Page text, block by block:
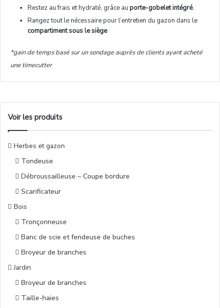
Restez au frais et hydraté, grâce au porte-gobelet intégré.
Rangez tout le nécessaire pour l’entretien du gazon dans le
compartiment sous le siège
*gain de temps basé sur un sondage auprès de clients ayant acheté
une timecutter
Voir les produits
Herbes et gazon
Tondeuse
Débroussailleuse – Coupe bordure
Scarificateur
Bois
Tronçonneuse
Banc de scie et fendeuse de buches
Broyeur de branches
Jardin
Broyeur de branches
Taille-haies